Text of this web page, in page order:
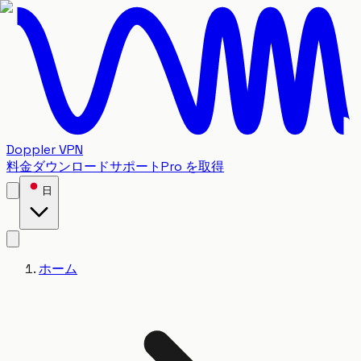
Doppler VPN
料金ダウンロードサポートPro を取得
日
ホーム